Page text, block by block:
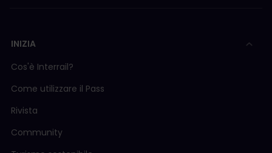
INIZIA
Cos'è Interrail?
Come utilizzare il Pass
Rivista
Community